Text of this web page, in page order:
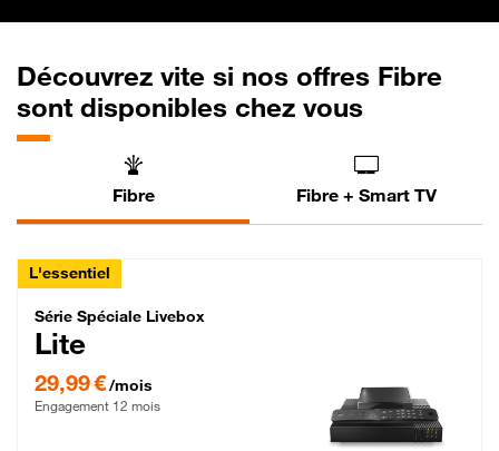
Découvrez vite si nos offres Fibre
sont disponibles chez vous
Fibre Fibre + Smart TV
L'essentiel
Série Spéciale Livebox Lite Fibre
Série Spéciale Livebox
Lite
29,99 €/mois
Engagement 12 mois